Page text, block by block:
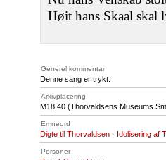
Høit hans Skaal skal
Generel kommentar
Denne sang er trykt.
Arkivplacering
M18 ,40 (Thorvaldsens Museums
Emneord
Digte til Thorvaldsen · Idolisering af
Personer